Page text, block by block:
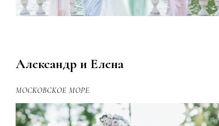
Александр и Елена
МОСКОВСКОЕ МОРЕ